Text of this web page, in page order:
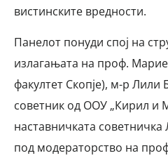
вистинските вредности.
Панелот понуди спој на
излагањата на проф.
факултет Скопје), м-р
советник од ООУ „Кирил и
наставничката
под модераторство на